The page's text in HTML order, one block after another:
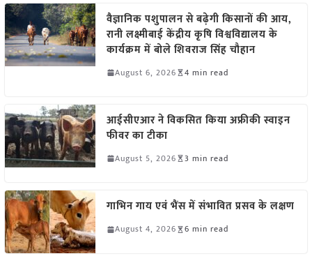
वैज्ञानिक पशुपालन से बढ़ेगी किसानों की आय,
रानी लक्ष्मीबाई केंद्रीय कृषि विश्वविद्यालय के
कार्यक्रम में बोले शिवराज सिंह चौहान
August 6, 2026 4 min read
आईसीएआर ने विकसित किया अफ्रीकी स्वाइन
फीवर का टीका
August 5, 2026 3 min read
गाभिन गाय एवं भैंस में संभावित प्रसव के लक्षण
August 4, 2026 6 min read